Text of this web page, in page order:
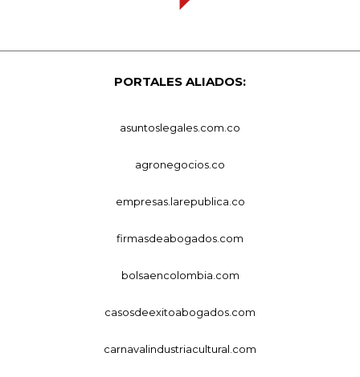
PORTALES ALIADOS:
asuntoslegales.com.co
agronegocios.co
empresas.larepublica.co
firmasdeabogados.com
bolsaencolombia.com
casosdeexitoabogados.com
carnavalindustriacultural.com